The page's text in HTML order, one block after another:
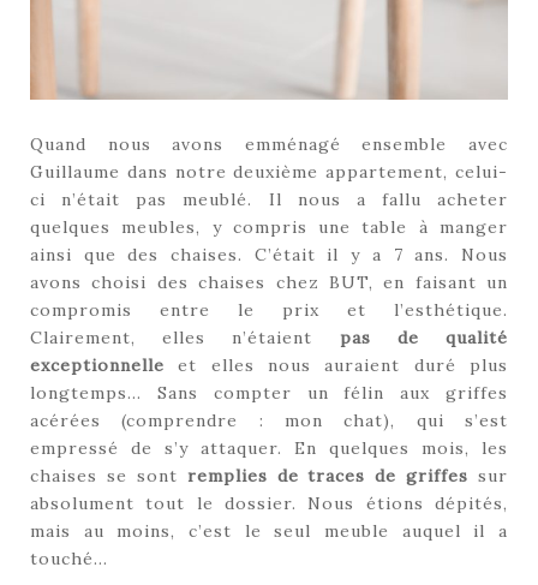
Quand nous avons emménagé ensemble avec
Guillaume dans notre deuxième appartement, celui-
ci n’était pas meublé. Il nous a fallu acheter
quelques meubles, y compris une table à manger
ainsi que des chaises. C’était il y a 7 ans. Nous
avons choisi des chaises chez BUT, en faisant un
compromis entre le prix et l’esthétique.
Clairement, elles n’étaient pas de qualité
exceptionnelle et elles nous auraient duré plus
longtemps… Sans compter un félin aux griffes
acérées (comprendre : mon chat), qui s’est
empressé de s’y attaquer. En quelques mois, les
chaises se sont remplies de traces de griffes sur
absolument tout le dossier. Nous étions dépités,
mais au moins, c’est le seul meuble auquel il a
touché…